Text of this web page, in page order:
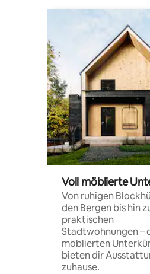
Voll möblierte
Von ruhigen
den Bergen bis hin
praktischen
Stadtwohnungen –
möblierten
bieten dir
zuhause.